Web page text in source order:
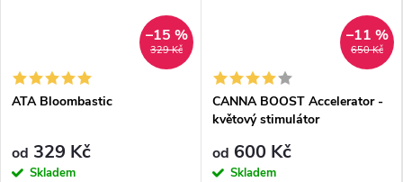
329 Kč
–15 %
ATA Bloombastic
od 329 Kč
Skladem
650 Kč
–11 %
CANNA BOOST Accelerator -
květový stimulátor
od 600 Kč
Skladem